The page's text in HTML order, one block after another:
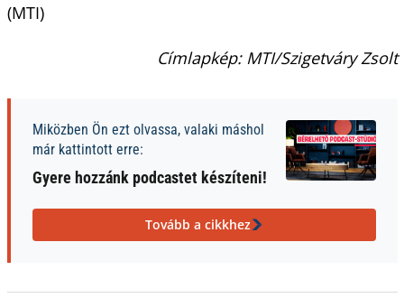
(MTI)
Címlapkép: MTI/Szigetváry Zsolt
Miközben Ön ezt olvassa, valaki máshol
már kattintott erre:
Gyere hozzánk podcastet készíteni!
Tovább a cikkhez